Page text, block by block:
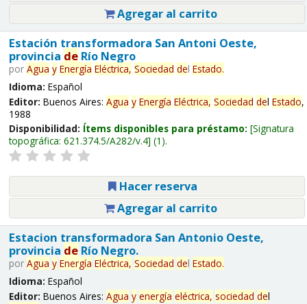
Agregar al carrito
Estación transformadora San Antoni Oeste,
provincia deRío Negro
por Agua y Energía Eléctrica, Sociedad del Estado.
Idioma: Español
Editor: Buenos Aires: Agua y Energía Eléctrica, Sociedad del Estado,
1988
Disponibilidad: Ítems disponibles para préstamo: Signatura
topográfica: 621.374.5/A282/v.4 (1).
Hacer reserva
Agregar al carrito
Estacion transformadora San Antonio Oeste,
provincia deRío Negro.
por Agua y Energía Eléctrica, Sociedad del Estado.
Idioma: Español
Editor: Buenos Aires: Agua y energía eléctrica, sociedad del